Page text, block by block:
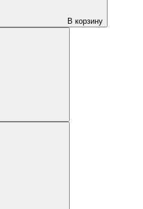
В корзину